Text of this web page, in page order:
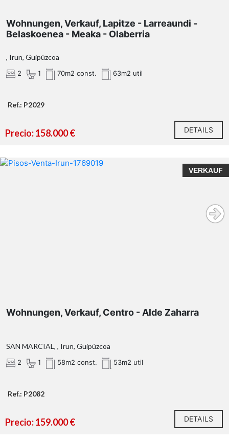
Wohnungen, Verkauf, Lapitze - Larreaundi -
Belaskoenea - Meaka - Olaberria
, Irun, Guipúzcoa
2 1 70m2 const. 63m2 util
Ref.: P2029
Precio: 158.000 € DETAILS
VERKAUF
Wohnungen, Verkauf, Centro - Alde Zaharra
SAN MARCIAL, , Irun, Guipúzcoa
2 1 58m2 const. 53m2 util
Ref.: P2082
Precio: 159.000 € DETAILS